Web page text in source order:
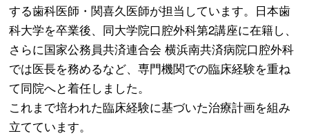
する歯科医師・関喜久医師が担当しています。日本歯
科大学を卒業後、同大学院口腔外科第2講座に在籍し、
さらに国家公務員共済連合会 横浜南共済病院口腔外科
では医長を務めるなど、専門機関での臨床経験を重ね
て同院へと着任しました。
これまで培われた臨床経験に基づいた治療計画を組み
立てています。